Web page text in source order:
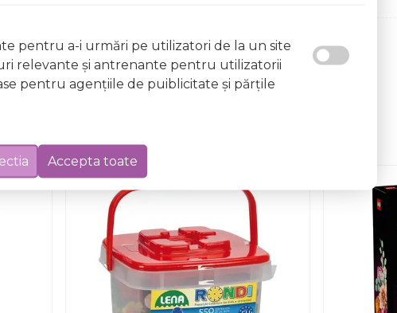
există întrebări
pentru a-i urmări pe utilizatori de la un site
relevante şi antrenante pentru utilizatorii
pentru agenţiile de puiblicitate şi părţile
Accepta toate